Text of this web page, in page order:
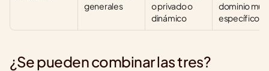
generales
o privado o
dinámico
dominio muy
específico
¿Se pueden combinar las tres?